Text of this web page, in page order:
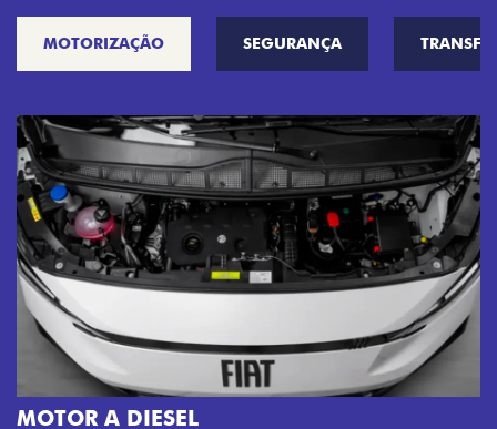
MOTORIZAÇÃO SEGURANÇA
MOTOR A DIESEL